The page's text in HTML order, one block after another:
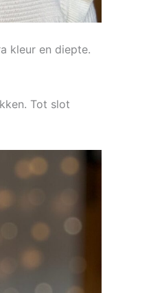
kleur en diepte.
Tot slot